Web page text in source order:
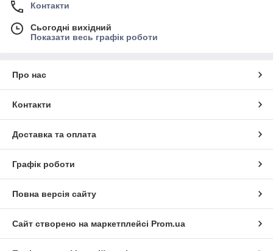
Контакти
Сьогодні вихідний
Показати весь графік роботи
Про нас
Контакти
Доставка та оплата
Графік роботи
Повна версія сайту
Сайт створено на маркетплейсі Prom.ua